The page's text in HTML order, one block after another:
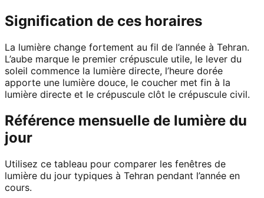
Signification de ces horaires
La lumière change fortement au fil de l’année à Tehran.
L’aube marque le premier crépuscule utile, le lever du
soleil commence la lumière directe, l’heure dorée
apporte une lumière douce, le coucher met fin à la
lumière directe et le crépuscule clôt le crépuscule civil.
Référence mensuelle de lumière du
jour
Utilisez ce tableau pour comparer les fenêtres de
lumière du jour typiques à Tehran pendant l’année en
cours.